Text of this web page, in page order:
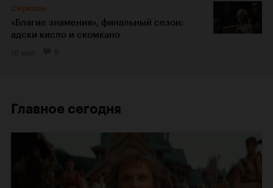
Сериалы
«Благие знамения», финальный сезон:
адски кисло и скомкано
Главное сегодня